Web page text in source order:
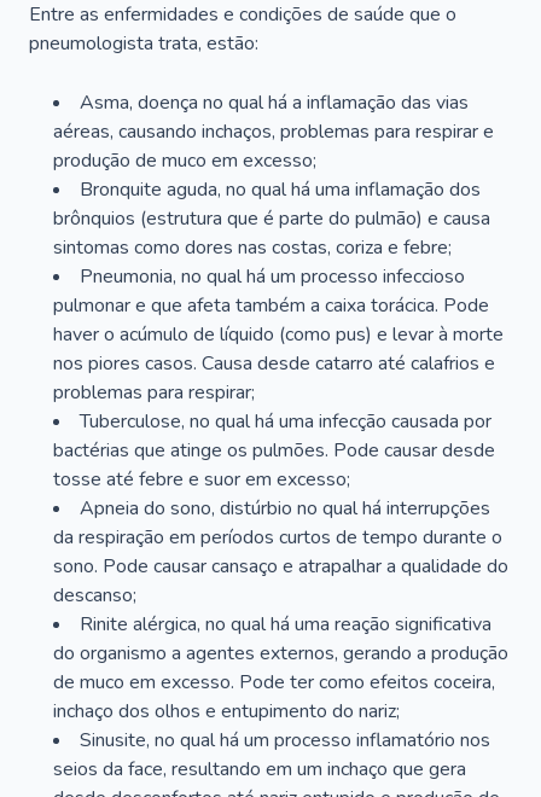
Entre as enfermidades e condições de saúde que o
pneumologista trata, estão:
Asma, doença no qual há a inflamação das vias
aéreas, causando inchaços, problemas para respirar e
produção de muco em excesso;
Bronquite aguda, no qual há uma inflamação dos
brônquios (estrutura que é parte do pulmão) e causa
sintomas como dores nas costas, coriza e febre;
Pneumonia, no qual há um processo infeccioso
pulmonar e que afeta também a caixa torácica. Pode
haver o acúmulo de líquido (como pus) e levar à morte
nos piores casos. Causa desde catarro até calafrios e
problemas para respirar;
Tuberculose, no qual há uma infecção causada por
bactérias que atinge os pulmões. Pode causar desde
tosse até febre e suor em excesso;
Apneia do sono, distúrbio no qual há interrupções
da respiração em períodos curtos de tempo durante o
sono. Pode causar cansaço e atrapalhar a qualidade do
descanso;
Rinite alérgica, no qual há uma reação significativa
do organismo a agentes externos, gerando a produção
de muco em excesso. Pode ter como efeitos coceira,
inchaço dos olhos e entupimento do nariz;
Sinusite, no qual há um processo inflamatório nos
seios da face, resultando em um inchaço que gera